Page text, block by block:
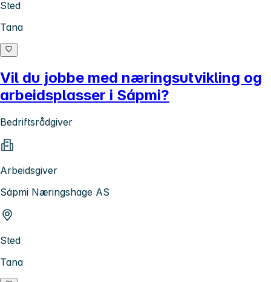
Sted
Tana
Vil du jobbe med næringsutvikling og
arbeidsplasser i Sápmi?
Bedriftsrådgiver
Arbeidsgiver
Sápmi Næringshage AS
Sted
Tana